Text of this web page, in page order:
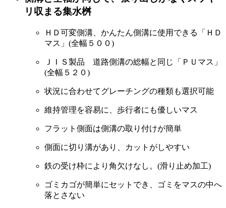
リ収まる集水桝
ＨＤ可変側溝、かんたん側溝に使用できる「ＨＤ
マス」(全幅５００)
ＪＩＳ製品 道路側溝の総幅と同じ「ＰＵマス」
(全幅５２０)
状況に合わせてグレーチングの種類も選択可能
維持管理を容易に、歩行者にも優しいマス
フラット側面は側溝の取り付けが簡単
側面に切り溝があり、カットがしやすい
鉄の受け枠により角欠けなし。(滑り止め加工)
ゴミカゴが簡単にセットでき、ゴミをマスの中へ
落とさない